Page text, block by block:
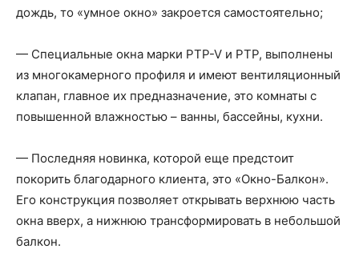
дождь, то «умное окно» закроется самостоятельно;
— Специальные окна марки PTP-V и PTP, выполнены
из многокамерного профиля и имеют вентиляционный
клапан, главное их предназначение, это комнаты с
повышенной влажностью – ванны, бассейны, кухни.
— Последняя новинка, которой еще предстоит
покорить благодарного клиента, это «Окно-Балкон».
Его конструкция позволяет открывать верхнюю часть
окна вверх, а нижнюю трансформировать в небольшой
балкон.